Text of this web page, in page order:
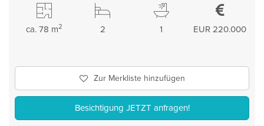
EUR 220.000
1
2
ca. 78 m2
Zur Merkliste hinzufügen
Besichtigung JETZT anfragen!